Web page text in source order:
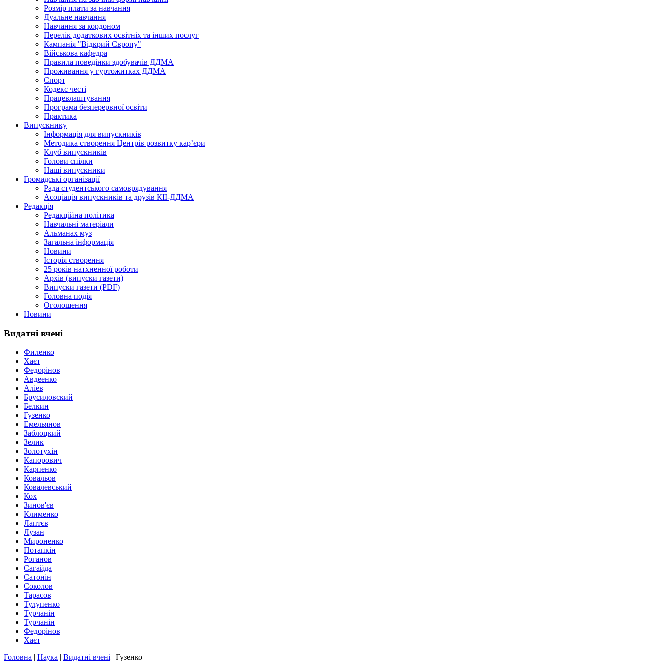
Розмір плати за навчання
Дуальне навчання
Навчання за кордоном
Перелік додаткових освітніх та інших послуг
Кампанія "Відкрий Європу"
Військова кафедра
Правила поведінки здобувачів ДДМА
Проживання у гуртожитках ДДМА
Спорт
Кодекс честі
Працевлаштування
Програма безперервної освіти
Практика
Випускнику
Інформація для випускників
Методика створення Центрів розвитку кар’єри
Клуб випускників
Голови спілки
Наші випускники
Громадські організації
Рада студентського самоврядування
Асоціація випускників та друзів КІІ-ДДМА
Редакція
Редакційна політика
Навчальні матеріали
Альманах муз
Загальна інформація
Новини
Історія створення
25 років натхненної роботи
Архів (випуски газети)
Випуски газети (PDF)
Головна подія
Оголошення
Новини
Видатні вчені
Филенко
Хаєт
Федорінов
Авдеенко
Аліев
Брусиловский
Белкин
Гузенко
Емельянов
Заблоцкий
Зелик
Золотухін
Капорович
Карпенко
Ковальов
Ковалевський
Кох
Зинов'єв
Клименко
Лаптєв
Лузан
Мироненко
Потапкін
Роганов
Сагайда
Сатонін
Соколов
Тарасов
Тулупенко
Турчанін
Турчанін
Федорінов
Хаєт
Головна | Наука | Видатні вчені | Гузенко